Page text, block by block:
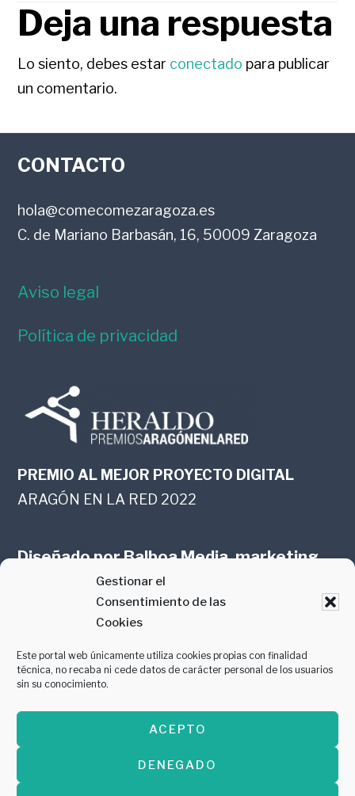
Gestionar el
Consentimiento de las
Cookies
Este portal web únicamente utiliza cookies propias con finalidad
técnica, no recaba ni cede datos de carácter personal de los usuarios
sin su conocimiento.
ACEPTO
DENEGADO
INTERACCIONES
CON
LOS
LECTORES
Deja una respuesta
Lo siento, debes estar conectado para publicar
un comentario.
FOOTER
CONTACTO
hola@comecomezaragoza.es
C. de Mariano Barbasán, 16, 50009 Zaragoza
Aviso legal
Política de privacidad
PREMIO AL MEJOR PROYECTO DIGITAL
ARAGÓN EN LA RED 2022
Diseñado porBalboa Media, marketing
online en Zaragoza
PREMIO AL MEJOR CONTENIDO
GASTROMANÍA 2018